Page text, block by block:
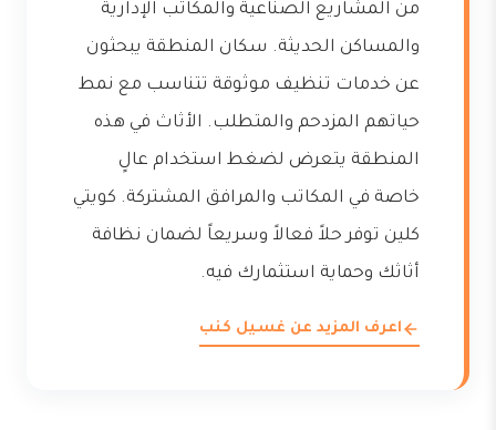
من المشاريع الصناعية والمكاتب الإدارية
والمساكن الحديثة. سكان المنطقة يبحثون
عن خدمات تنظيف موثوقة تتناسب مع نمط
حياتهم المزدحم والمتطلب. الأثاث في هذه
المنطقة يتعرض لضغط استخدام عالٍ
خاصة في المكاتب والمرافق المشتركة. كويتي
كلين توفر حلاً فعالاً وسريعاً لضمان نظافة
أثاثك وحماية استثمارك فيه.
اعرف المزيد عن غسيل كنب